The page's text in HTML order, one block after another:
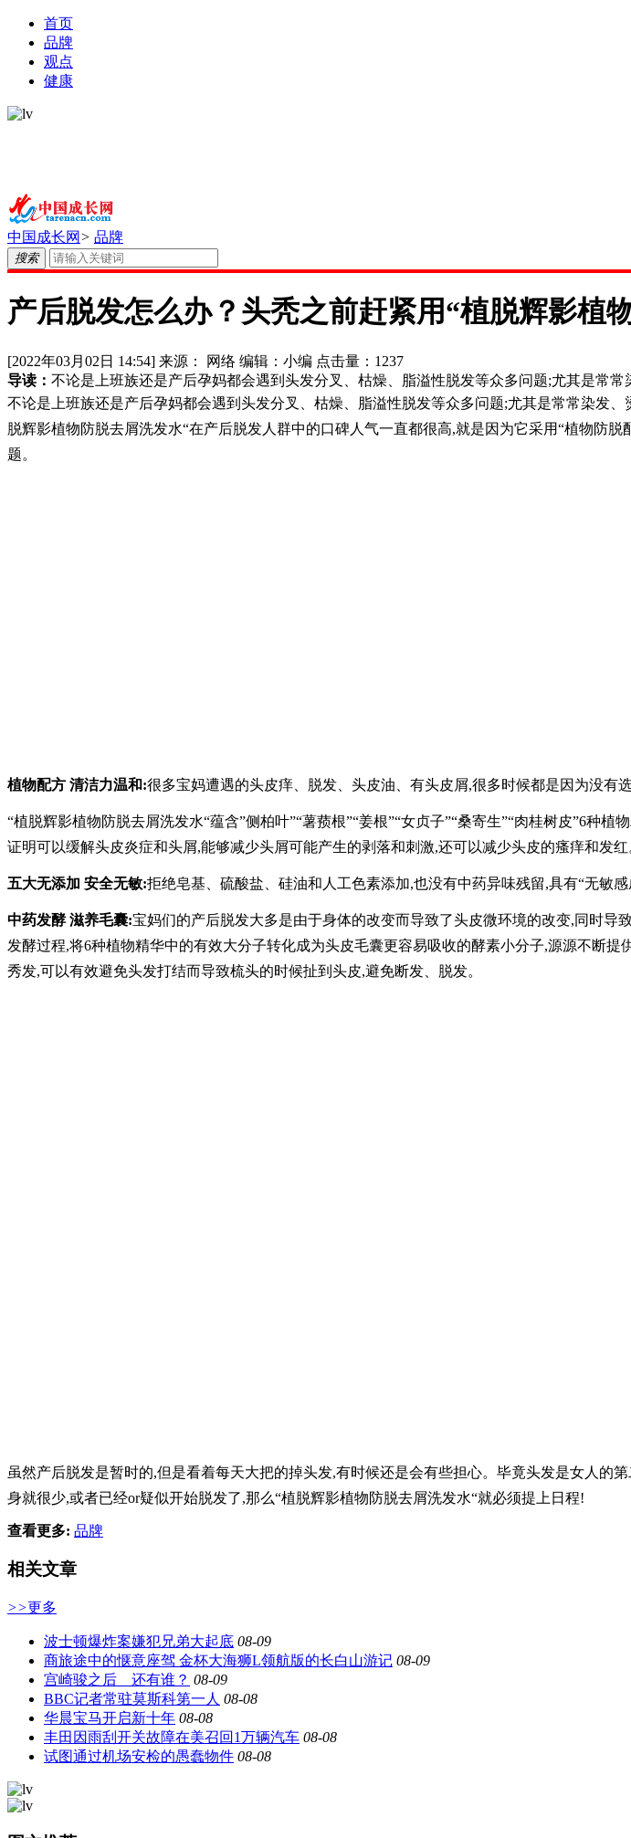
首页
品牌
观点
健康
中国成长网 > 品牌
搜索
产后脱发怎么办？头秃之前赶紧用“植脱辉影植
[2022年03月02日 14:54] 来源： 网络 编辑： 小编 点击量： 1237
导读： 不论是上班族还是产后孕妈都会遇到头发分叉、枯燥、脂溢性脱发等众多问题;尤其是常
不论是上班族还是产后孕妈都会遇到头发分叉、枯燥、脂溢性脱发等众多问题;尤其是常常染发
脱辉影植物防脱去屑洗发水“在产后脱发人群中的口碑人气一直都很高,就是因为它采用“植物防
题。
植物配方 清洁力温和:很多宝妈遭遇的头皮痒、脱发、头皮油、有头皮屑,很多时候都是因为没有
“植脱辉影植物防脱去屑洗发水“蕴含”侧柏叶”“薯蓣根”“姜根”“女贞子”“桑寄生”“肉桂树皮”6种
证明可以缓解头皮炎症和头屑,能够减少头屑可能产生的剥落和刺激,还可以减少头皮的瘙痒和发
五大无添加 安全无敏:拒绝皂基、硫酸盐、硅油和人工色素添加,也没有中药异味残留,具有“无敏
中药发酵 滋养毛囊:宝妈们的产后脱发大多是由于身体的改变而导致了头皮微环境的改变,同时导
发酵过程,将6种植物精华中的有效大分子转化成为头皮毛囊更容易吸收的酵素小分子,源源不断
秀发,可以有效避免头发打结而导致梳头的时候扯到头皮,避免断发、脱发。
虽然产后脱发是暂时的,但是看着每天大把的掉头发,有时候还是会有些担心。毕竟头发是女人
身就很少,或者已经or疑似开始脱发了,那么“植脱辉影植物防脱去屑洗发水“就必须提上日程!
查看更多: 品牌
相关文章
>>更多
波士顿爆炸案嫌犯兄弟大起底 08-09
商旅途中的惬意座驾 金杯大海狮L领航版的长白山游记 08-09
宫崎骏之后 还有谁？ 08-09
BBC记者常驻莫斯科第一人 08-08
华晨宝马开启新十年 08-08
丰田因雨刮开关故障在美召回1万辆汽车 08-08
试图通过机场安检的愚蠢物件 08-08